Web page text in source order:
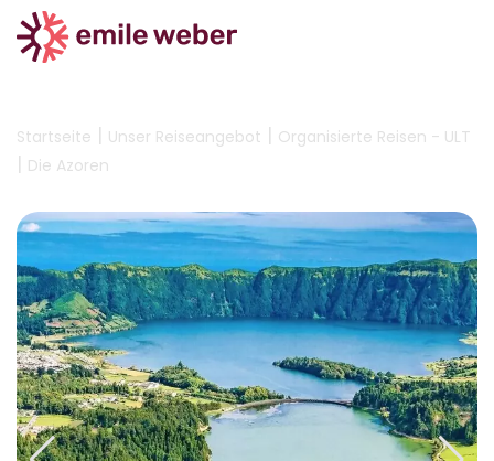
Startseite | Unser Reiseangebot | Organisierte Reisen - ULT
| Die Azoren